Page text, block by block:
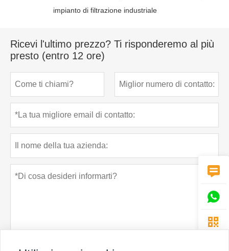
impianto di filtrazione industriale
Ricevi l'ultimo prezzo? Ti risponderemo al più
presto (entro 12 ore)


